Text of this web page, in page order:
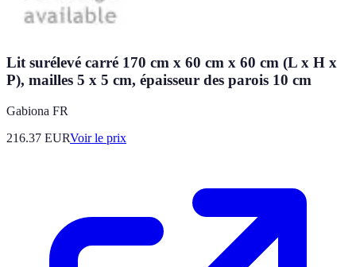
Lit surélevé carré 170 cm x 60 cm x 60 cm (L x H x
P), mailles 5 x 5 cm, épaisseur des parois 10 cm
Gabiona FR
216.37 EURVoir le prix